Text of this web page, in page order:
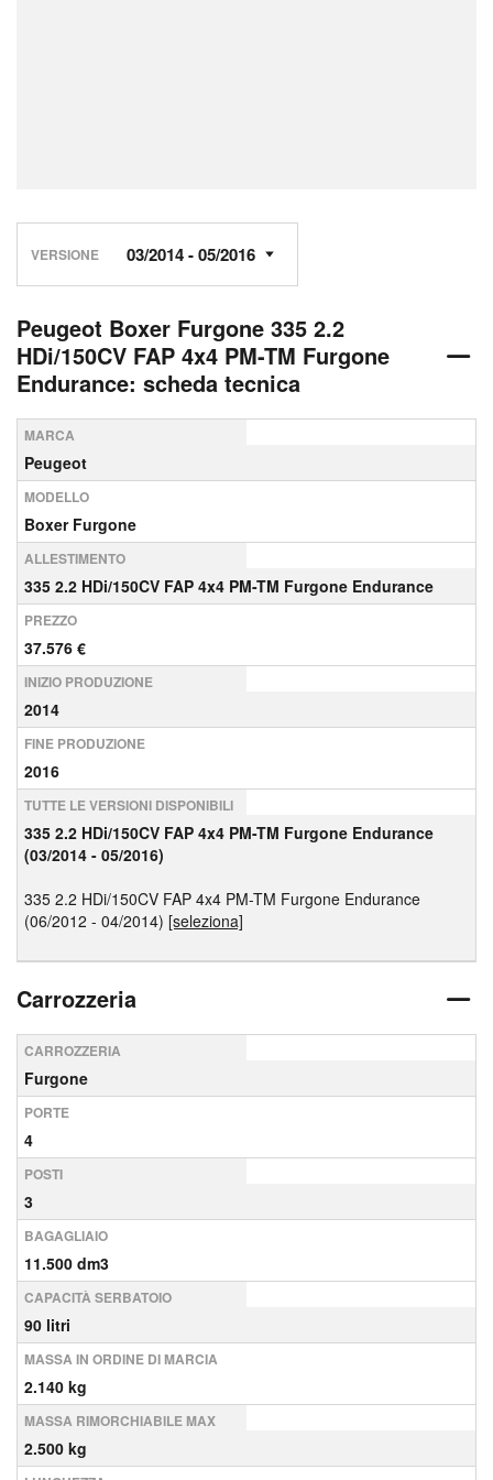
VERSIONE
Peugeot Boxer Furgone 335 2.2
HDi/150CV FAP 4x4 PM-TM Furgone
Endurance: scheda tecnica
MARCA
Peugeot
MODELLO
Boxer Furgone
ALLESTIMENTO
335 2.2 HDi/150CV FAP 4x4 PM-TM Furgone Endurance
PREZZO
37.576 €
INIZIO PRODUZIONE
2014
FINE PRODUZIONE
2016
TUTTE LE VERSIONI DISPONIBILI
335 2.2 HDi/150CV FAP 4x4 PM-TM Furgone Endurance
(03/2014 - 05/2016)
335 2.2 HDi/150CV FAP 4x4 PM-TM Furgone Endurance
(06/2012 - 04/2014) [seleziona]
Carrozzeria
CARROZZERIA
Furgone
PORTE
4
POSTI
3
BAGAGLIAIO
11.500 dm3
CAPACITÀ SERBATOIO
90 litri
MASSA IN ORDINE DI MARCIA
2.140 kg
MASSA RIMORCHIABILE MAX
2.500 kg